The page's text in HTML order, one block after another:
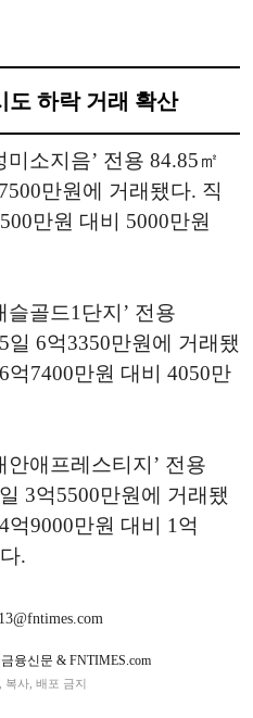
하락 거래 확산
소지음’ 전용 84.85㎡
만원에 거래됐다. 직
만원 대비 5000만원
골드1단지’ 전용
일 6억3350만원에 거래됐
억7400만원 대비 4050만
안애프레스티지’ 전용
3억5500만원에 거래됐
9000만원 대비 1억
.
융신문 & FNTIMES.com
복사, 배포 금지